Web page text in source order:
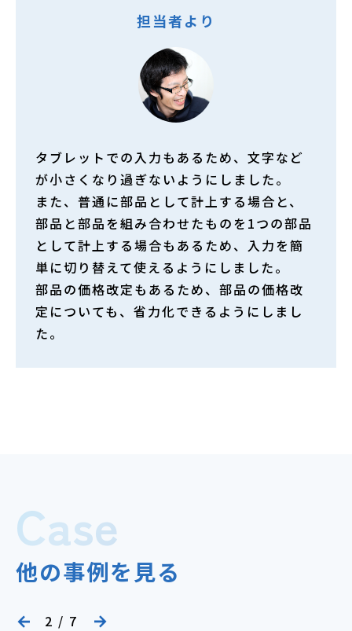
担当者より
タブレットでの入力もあるため、文字など
が小さくなり過ぎないようにしました。
また、普通に部品として計上する場合と、
部品と部品を組み合わせたものを1つの部品
として計上する場合もあるため、入力を簡
単に切り替えて使えるようにしました。
部品の価格改定もあるため、部品の価格改
定についても、省力化できるようにしまし
た。
Case
他の事例を見る
2 / 7